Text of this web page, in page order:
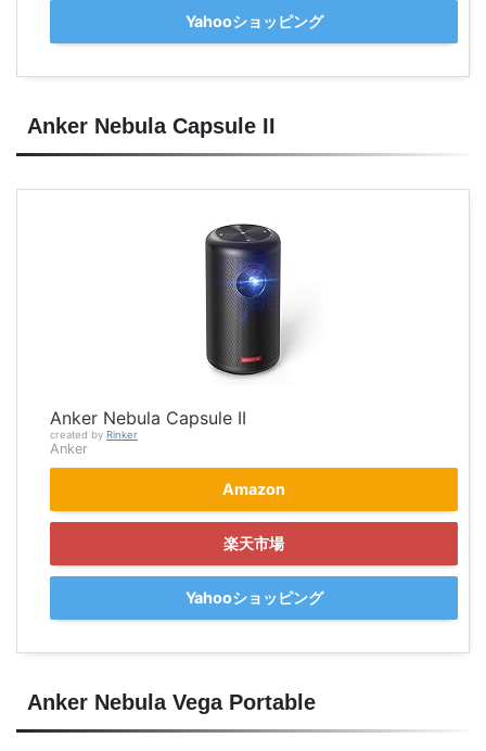
Yahooショッピング
Anker Nebula Capsule II
Anker Nebula Capsule II
created by Rinker
Anker
Amazon
楽天市場
Yahooショッピング
Anker Nebula Vega Portable